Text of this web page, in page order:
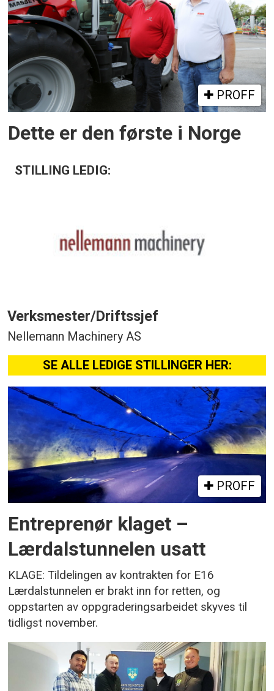
PROFF
Dette er den første i Norge
STILLING LEDIG:
Verksmester/Driftssjef
Nellemann Machinery AS
SE ALLE LEDIGE STILLINGER HER:
PROFF
Entreprenør klaget –
Lærdalstunnelen usatt
KLAGE: Tildelingen av kontrakten for E16
Lærdalstunnelen er brakt inn for retten, og
oppstarten av oppgraderingsarbeidet skyves til
tidligst november.